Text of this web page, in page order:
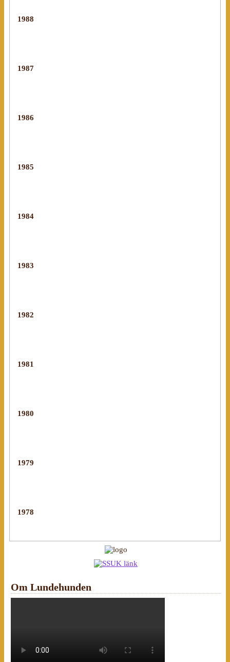
1988
1987
1986
1985
1984
1983
1982
1981
1980
1979
1978
Om Lundehunden